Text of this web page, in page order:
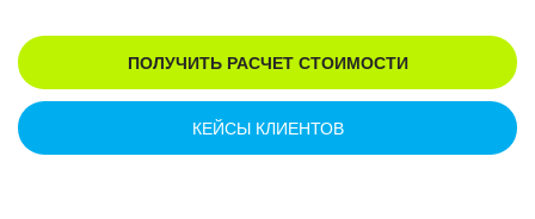
ПОЛУЧИТЬ РАСЧЕТ СТОИМОСТИ
КЕЙСЫ КЛИЕНТОВ